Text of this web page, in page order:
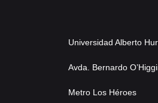
Universidad Alberto
Avda. Bernardo
Metro Los Héroes